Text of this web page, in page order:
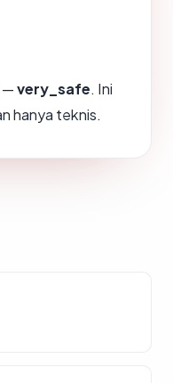
—very_safe. Ini
hanya teknis.